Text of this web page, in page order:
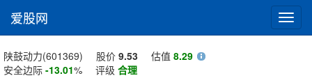
爱股网
陕鼓动力(601369) 股价 9.53 估值 8.29
安全边际 -13.01% 评级 合理